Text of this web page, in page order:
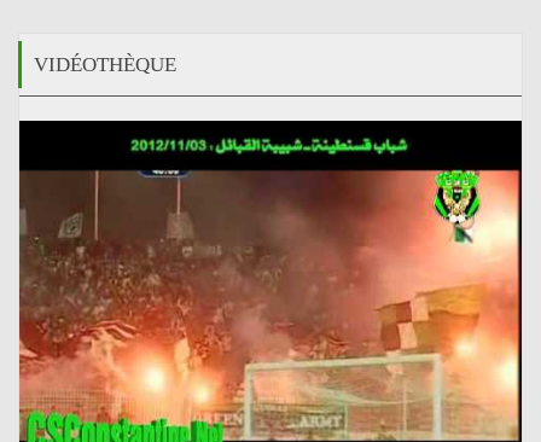
VIDÉOTHÈQUE